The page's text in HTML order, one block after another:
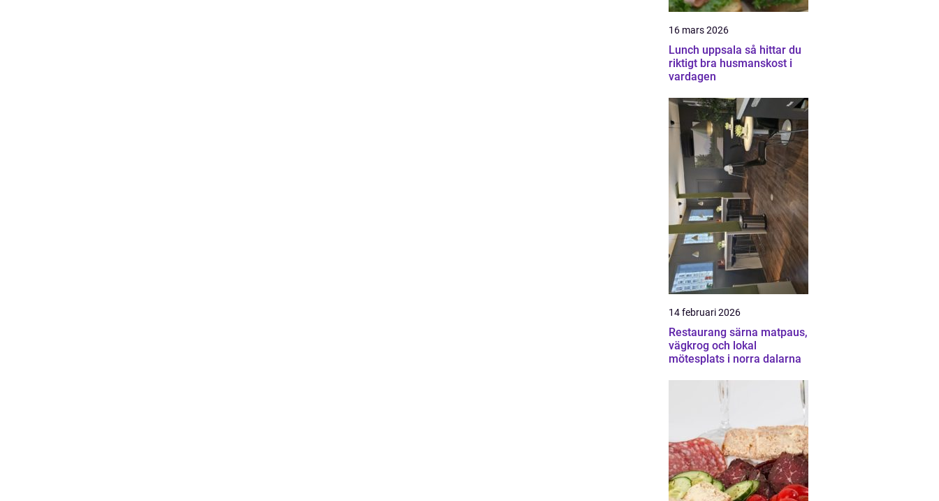
16 mars 2026
Lunch uppsala så hittar du
riktigt bra husmanskost i
vardagen
14 februari 2026
Restaurang särna matpaus,
vägkrog och lokal
mötesplats i norra dalarna